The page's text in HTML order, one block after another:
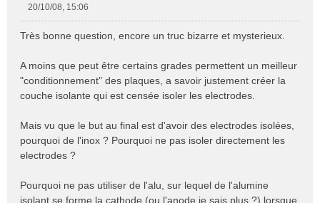
s
a
g
e
n
l
u
20/10/08, 15:06
Très bonne question, encore un truc bizarre et mysterieux.
A moins que peut être certains grades permettent un meilleur
"conditionnement" des plaques, a savoir justement créer la
couche isolante qui est censée isoler les electrodes.
Mais vu que le but au final est d'avoir des electrodes isolées,
pourquoi de l'inox ? Pourquoi ne pas isoler directement les
electrodes ?
Pourquoi ne pas utiliser de l'alu, sur lequel de l'alumine
isolant se forme la cathode (ou l'anode je sais plus ?) lorsque